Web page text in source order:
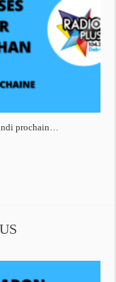
prochain…